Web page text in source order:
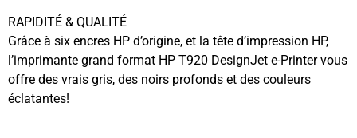
RAPIDITÉ & QUALITÉ
Grâce à six encres HP d’origine, et la tête d’impression HP,
l’imprimante grand format HP T920 DesignJet e-Printer vous
offre des vrais gris, des noirs profonds et des couleurs
éclatantes!